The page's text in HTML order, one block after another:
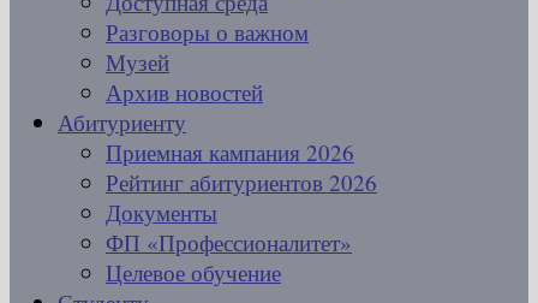
Разговоры о важном
Музей
Архив новостей
Абитуриенту
Приемная кампания 2026
Рейтинг абитуриентов 2026
Документы
ФП «Профессионалитет»
Целевое обучение